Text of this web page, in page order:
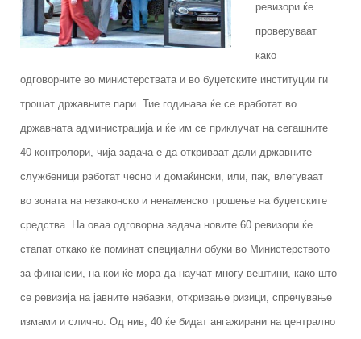
ревизори ќе
проверуваат
како
одговорните во министерствата и во буџетските институции ги
трошат државните пари. Тие годинава ќе се вработат во
државната администрација и ќе им се приклучат на сегашните
40 контролори, чија задача е да откриваат дали државните
службеници работат чесно и домаќински, или, пак, влегуваат
во зоната на незаконско и ненаменско трошење на буџетските
средства. На оваа одговорна задача новите 60 ревизори ќе
стапат откако ќе поминат специјални обуки во Министерството
за финансии, на кои ќе мора да научат многу вештини, како што
се ревизија на јавните набавки, откривање ризици, спречување
измами и слично. Од нив, 40 ќе бидат ангажирани на централно